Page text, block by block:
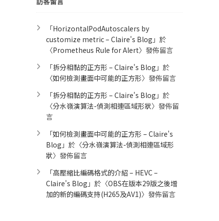
「HorizontalPodAutoscalers by
customize metric – Claire's Blog 」於
〈Prometheus Rule for Alert​〉發佈留言
「拆分相黏的正方形 – Claire's Blog 」於
〈如何檢測畫面中可能的正方形〉發佈留言
「拆分相黏的正方形 – Claire's Blog 」於
〈分水嶺演算法-偵測相連區域形狀〉發佈留
言
「如何檢測畫面中可能的正方形 – Claire's
Blog 」於〈分水嶺演算法-偵測相連區域形
狀〉發佈留言
「高壓縮比編碼格式的介紹 – HEVC –
Claire's Blog 」於〈OBS在版本29版之後增
加的新的編碼支持(H265及AV1)〉發佈留言